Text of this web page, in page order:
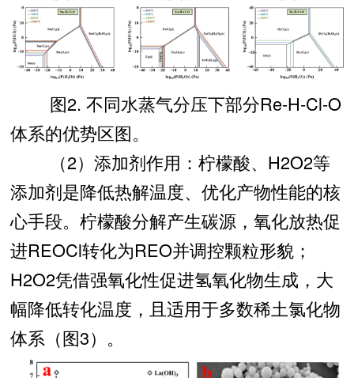
图2. 不同水蒸气分压下部分Re-H-Cl-O
体系的优势区图。
（2）添加剂作用：柠檬酸、H2O2等
添加剂是降低热解温度、优化产物性能的核
心手段。柠檬酸分解产生碳源，氧化放热促
进REOCl转化为REO并调控颗粒形貌；
H2O2凭借强氧化性促进氢氧化物生成，大
幅降低转化温度，且适用于多数稀土氯化物
体系（图3）。